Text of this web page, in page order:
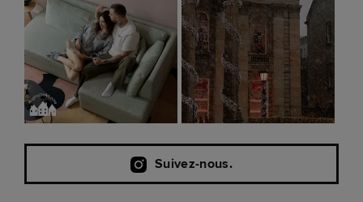
Suivez-nous.